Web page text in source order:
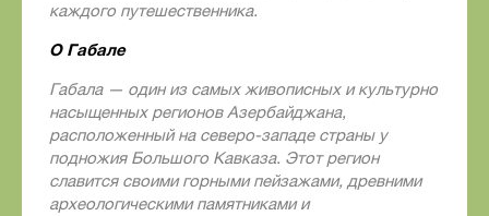
каждого путешественника.
О Габале
Габала — один из самых живописных и культурно
насыщенных регионов Азербайджана,
расположенный на северо-западе страны у
подножия Большого Кавказа. Этот регион
славится своими горными пейзажами, древними
археологическими памятниками и